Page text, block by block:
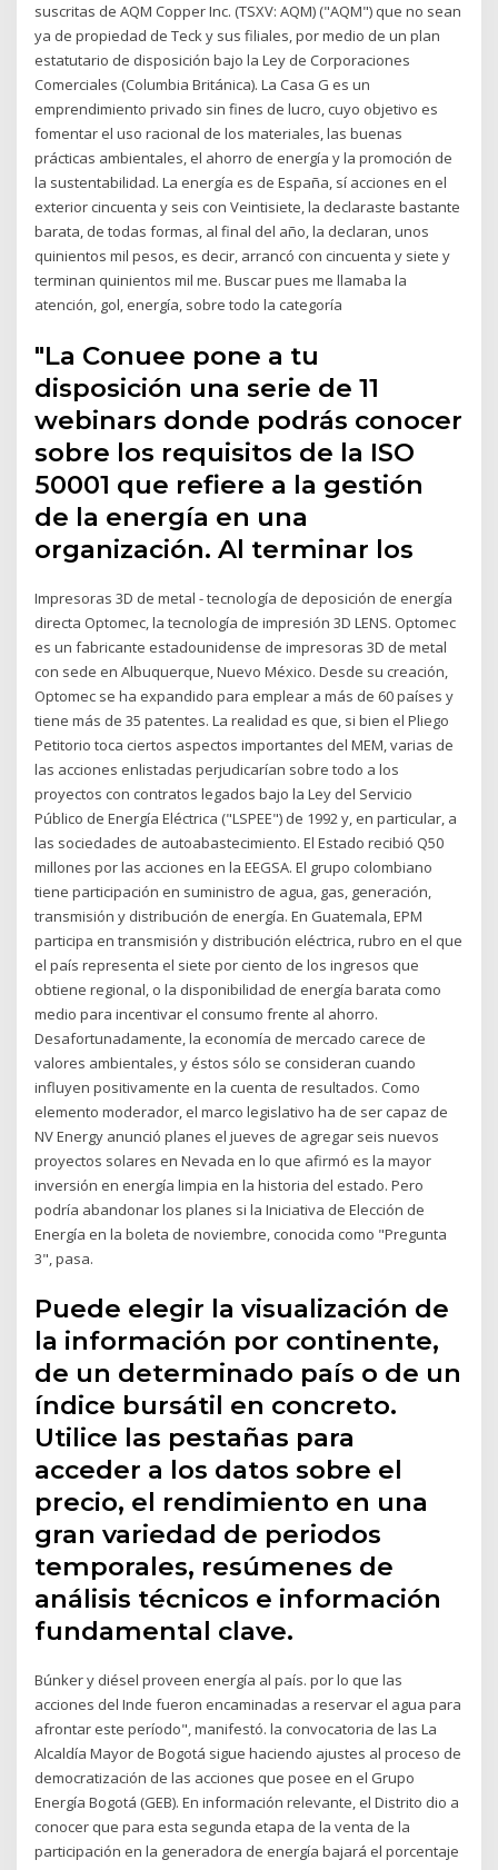
suscritas de AQM Copper Inc. (TSXV: AQM) ("AQM") que no sean
ya de propiedad de Teck y sus filiales, por medio de un plan
estatutario de disposición bajo la Ley de Corporaciones
Comerciales (Columbia Británica). La Casa G es un
emprendimiento privado sin fines de lucro, cuyo objetivo es
fomentar el uso racional de los materiales, las buenas
prácticas ambientales, el ahorro de energía y la promoción de
la sustentabilidad. La energía es de España, sí acciones en el
exterior cincuenta y seis con Veintisiete, la declaraste bastante
barata, de todas formas, al final del año, la declaran, unos
quinientos mil pesos, es decir, arrancó con cincuenta y siete y
terminan quinientos mil me. Buscar pues me llamaba la
atención, gol, energía, sobre todo la categoría
"La Conuee pone a tu
disposición una serie de 11
webinars donde podrás conocer
sobre los requisitos de la ISO
50001 que refiere a la gestión
de la energía en una
organización. Al terminar los
Impresoras 3D de metal - tecnología de deposición de energía
directa Optomec, la tecnología de impresión 3D LENS. Optomec
es un fabricante estadounidense de impresoras 3D de metal
con sede en Albuquerque, Nuevo México. Desde su creación,
Optomec se ha expandido para emplear a más de 60 países y
tiene más de 35 patentes. La realidad es que, si bien el Pliego
Petitorio toca ciertos aspectos importantes del MEM, varias de
las acciones enlistadas perjudicarían sobre todo a los
proyectos con contratos legados bajo la Ley del Servicio
Público de Energía Eléctrica ("LSPEE") de 1992 y, en particular, a
las sociedades de autoabastecimiento. El Estado recibió Q50
millones por las acciones en la EEGSA. El grupo colombiano
tiene participación en suministro de agua, gas, generación,
transmisión y distribución de energía. En Guatemala, EPM
participa en transmisión y distribución eléctrica, rubro en el que
el país representa el siete por ciento de los ingresos que
obtiene regional, o la disponibilidad de energía barata como
medio para incentivar el consumo frente al ahorro.
Desafortunadamente, la economía de mercado carece de
valores ambientales, y éstos sólo se consideran cuando
influyen positivamente en la cuenta de resultados. Como
elemento moderador, el marco legislativo ha de ser capaz de
NV Energy anunció planes el jueves de agregar seis nuevos
proyectos solares en Nevada en lo que afirmó es la mayor
inversión en energía limpia en la historia del estado. Pero
podría abandonar los planes si la Iniciativa de Elección de
Energía en la boleta de noviembre, conocida como "Pregunta
3", pasa.
Puede elegir la visualización de
la información por continente,
de un determinado país o de un
índice bursátil en concreto.
Utilice las pestañas para
acceder a los datos sobre el
precio, el rendimiento en una
gran variedad de periodos
temporales, resúmenes de
análisis técnicos e información
fundamental clave.
Búnker y diésel proveen energía al país. por lo que las
acciones del Inde fueron encaminadas a reservar el agua para
afrontar este período", manifestó. la convocatoria de las La
Alcaldía Mayor de Bogotá sigue haciendo ajustes al proceso de
democratización de las acciones que posee en el Grupo
Energía Bogotá (GEB). En información relevante, el Distrito dio a
conocer que para esta segunda etapa de la venta de la
participación en la generadora de energía bajará el porcentaje